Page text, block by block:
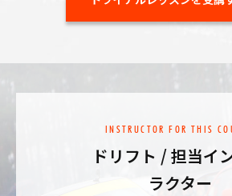
INSTRUCTOR FOR THIS
ドリフト / 担当イ
ラクター